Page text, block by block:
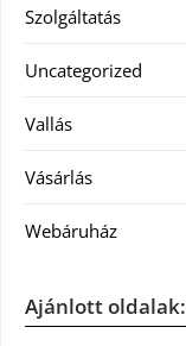
Szolgáltatás
Uncategorized
Vallás
Vásárlás
Webáruház
Ajánlott oldalak: